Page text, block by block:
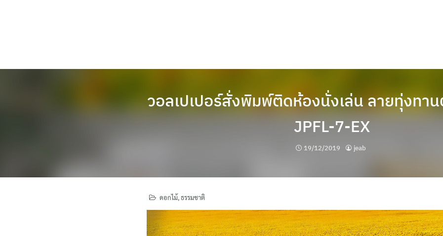
วอลเปเปอร์สั่งพิมพ์ติดห้องนั่งเล่น ลายทุ่งทา
JPFL-7-EX
19/12/2019 jeab
ดอกไม้,ธรรมชาติ